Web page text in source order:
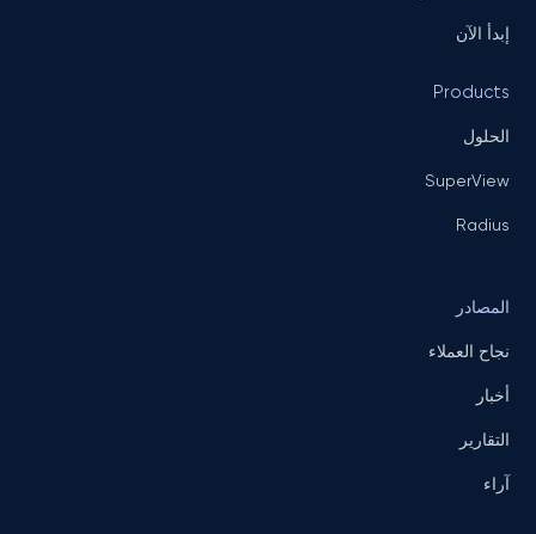
إبدأ الآن
Products
الحلول
SuperView
Radius
المصادر
نجاح العملاء
أخبار
التقارير
آراء